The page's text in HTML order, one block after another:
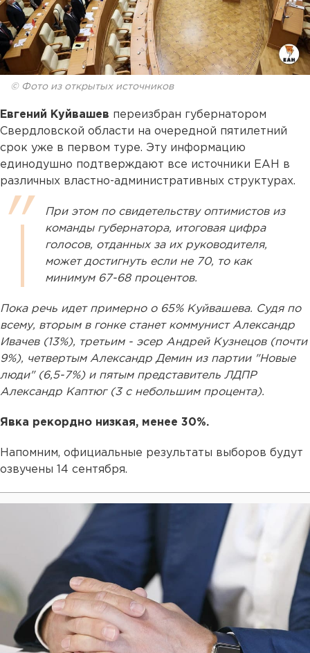
© Фото из открытых источников
Евгений Куйвашев переизбран губернатором
Свердловской области на очередной пятилетний
срок уже в первом туре. Эту информацию
единодушно подтверждают все источники ЕАН в
различных властно-административных структурах.
При этом по свидетельству оптимистов из
команды губернатора, итоговая цифра
голосов, отданных за их руководителя,
может достигнуть если не 70, то как
минимум 67-68 процентов.
Пока речь идет примерно о 65% Куйвашева. Судя по
всему, вторым в гонке станет коммунист Александр
Ивачев (13%), третьим - эсер Андрей Кузнецов (почти
9%), четвертым Александр Демин из партии "Новые
люди" (6,5-7%) и пятым представитель ЛДПР
Александр Каптюг (3 с небольшим процента).
Явка рекордно низкая, менее 30%.
Напомним, официальные результаты выборов будут
озвучены 14 сентября.